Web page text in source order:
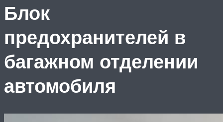
Блок
предохранителей в
багажном отделении
автомобиля